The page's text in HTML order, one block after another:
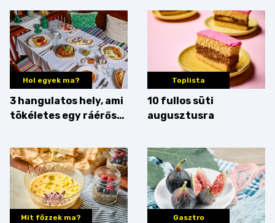
Hol egyek ma?
3 hangulatos hely, ami
tökéletes egy ráérős
Toplista
10 fullos süti
augusztusra
Mit főzzek ma? Gasztro